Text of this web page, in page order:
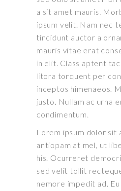
a sit amet mauris.
ipsum velit. Nam nec
tincidunt auctor a
mauris vitae erat
in elit. Class aptent
litora torquent per
inceptos himenaeos.
justo. Nullam ac urna
condimentum.
Lorem ipsum dolor sit
antiopam at mel, ut
his. Ocurreret
sed velit tollit
nemore impedit ad.